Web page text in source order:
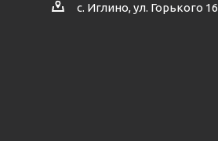
с. Иглино, ул. Горького 16